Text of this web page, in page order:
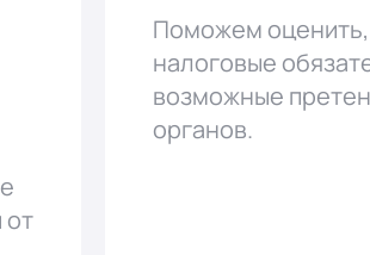
Поможем оценить,
налоговые
возможные
органов.